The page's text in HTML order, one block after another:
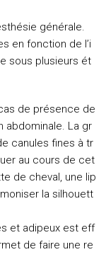
générale.
en fonction de l’i
sous plusieurs ét
de présence de
abdominale. La gr
canules fines à tr
au cours de cet
de cheval, une lip
la silhouett
et adipeux est eff
de faire une re